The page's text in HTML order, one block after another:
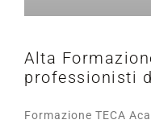
Alta
professionisti
Formazione TECA